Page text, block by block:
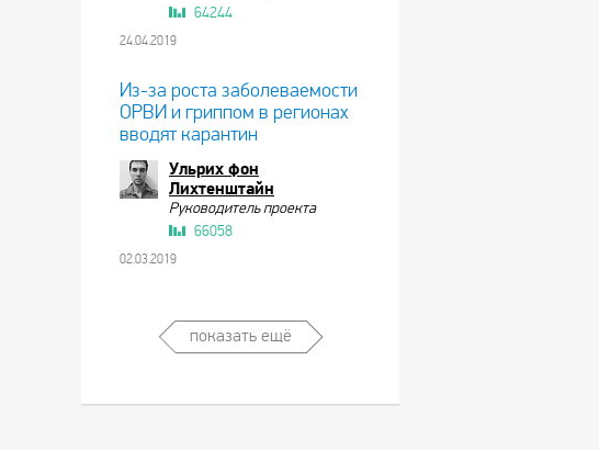
64244
24.04.2019
Из-за роста заболеваемости
ОРВИ и гриппом в регионах
вводят карантин
Ульрих фон
Лихтенштайн
Руководитель проекта
66058
02.03.2019
показать ещё